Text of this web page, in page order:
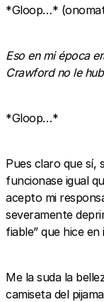
*Gloop…*
Eso en mi época
Crawford no le
*Gloop…*
Pues claro que sí,
funcionase igual
acepto mi
severamente
fiable” que hice
Me la suda la
camiseta del